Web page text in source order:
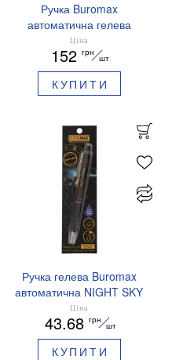
Ручка Buromax
автоматична гелева
PRESTIGE GOLD 0,5 мм
сині чорнила BM.83101
Ціна
152 грн
шт
КУПИТИ
Ручка гелева Buromax
автоматична NIGHT SKY
ZODIAC 0.5 мм
ароматизований грип синє
чорнило BM.8379-01
Ціна
43.68 грн
шт
КУПИТИ